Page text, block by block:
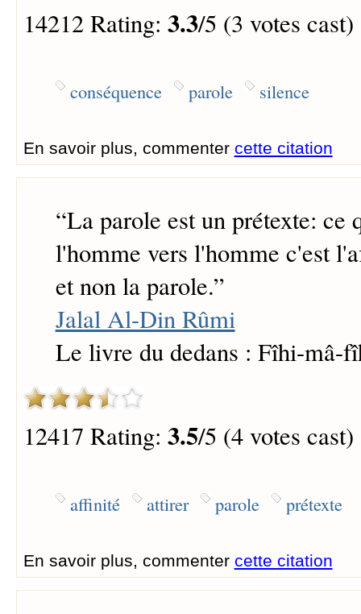
14212 Rating: 3.3/5 (3 votes cast)
conséquence parole silence
En savoir plus, commenter cette citation
“La parole est un prétexte: ce
l'homme vers l'homme c'est
et non la parole.”
Jalal Al-Din Rûmi
Le livre du dedans : Fîhi-mâ-
12417 Rating: 3.5/5 (4 votes cast)
affinité attirer parole prétexte
En savoir plus, commenter cette citation